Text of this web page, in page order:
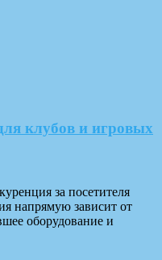
клубов и игровых
за посетителя
напрямую зависит от
оборудование и